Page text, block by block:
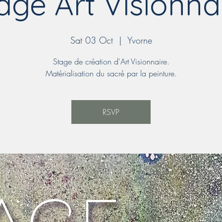
Sat 03 Oct
  |
Yvorne
Stage de création d'Art Visionnaire.
Matérialisation du sacré par la peinture.
RSVP